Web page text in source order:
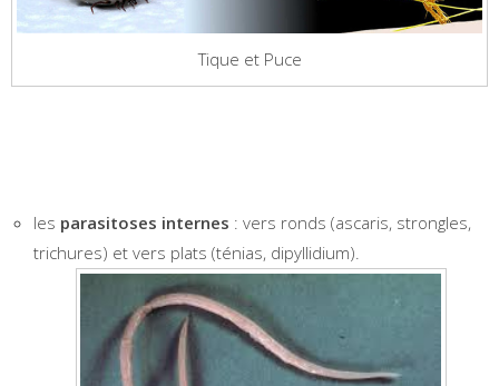
Tique et Puce
les parasitoses internes : vers ronds (ascaris, strongles,
trichures) et vers plats (ténias, dipyllidium).